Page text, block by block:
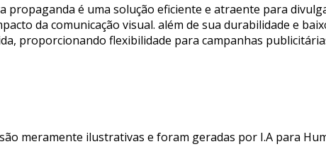
propaganda é uma solução eficiente e atraente para
da comunicação visual. além de sua durabilidade e
proporcionando flexibilidade para campanhas
meramente ilustrativas e foram geradas por I.A para